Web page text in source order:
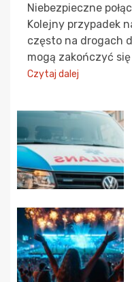
Niebezpieczne
Kolejny przypadek
często na drogach
mogą zakończyć
Czytaj dalej